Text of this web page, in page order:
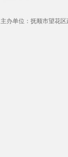
主办单位：抚顺市望花